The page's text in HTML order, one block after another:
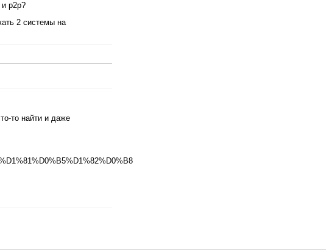
p2p?
2 системы на
то найти и даже